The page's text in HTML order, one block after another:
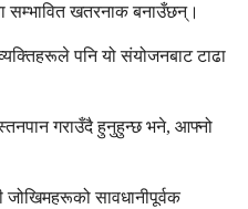
सम्भावित खतरनाक बनाउँछन्।
पनि यो संयोजनबाट टाढा
स्तनपान गराउँदै हुनुहुन्छ भने, आफ्नो
सावधानीपूर्वक